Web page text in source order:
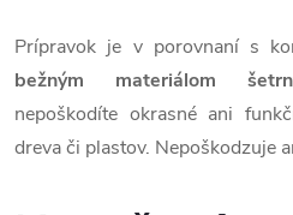
Prípravok je v porovnaní s
bežným materiálom
nepoškodíte okrasné ani
dreva či plastov. Nepoškodzuje